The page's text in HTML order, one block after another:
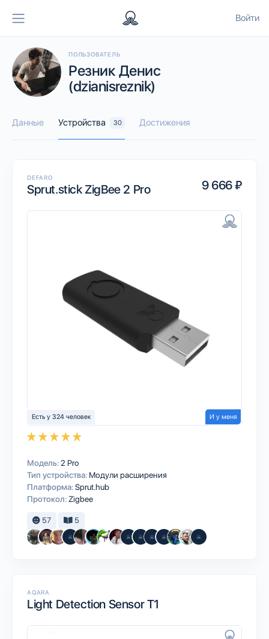
Войти
ПОЛЬЗОВАТЕЛЬ
Резник Денис
(dzianisreznik)
Данные Устройства 30 Достижения
DEFARO
Sprut.stick ZigBee 2 Pro 9 666 ₽
Есть у 324 человек И у меня
Модель:2 Pro
Тип устройства: Модули расширения
Платформа:Sprut.hub
Протокол: Zigbee
57 5
AQARA
Light Detection Sensor T1